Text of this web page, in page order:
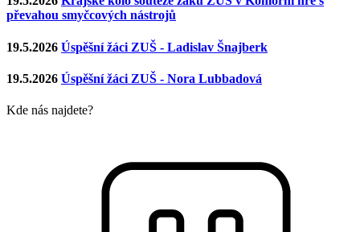
převahou smyčcových nástrojů
19.5.2026 Úspěšní žáci ZUŠ - Ladislav Šnajberk
19.5.2026 Úspěšní žáci ZUŠ - Nora Lubbadová
Kde nás najdete?